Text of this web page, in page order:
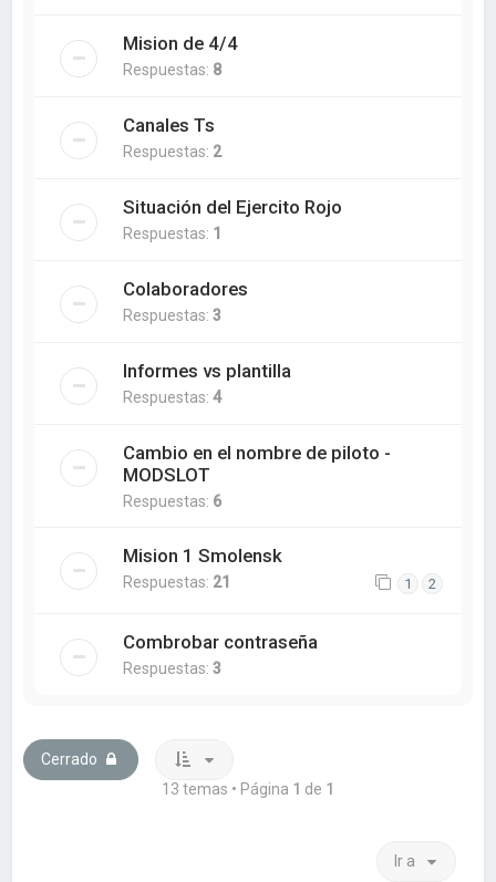
Mision de 4/4
Respuestas: 8
Canales Ts
Respuestas: 2
Situación del Ejercito Rojo
Respuestas: 1
Colaboradores
Respuestas:3
Informes vs plantilla
Respuestas:4
Cambio en el nombre de piloto -
MODSLOT
Respuestas: 6
Mision 1 Smolensk
Respuestas: 21 1 2
Combrobar contraseña
Respuestas:3
Cerrado
13 temas • Página 1 de 1
Ir a